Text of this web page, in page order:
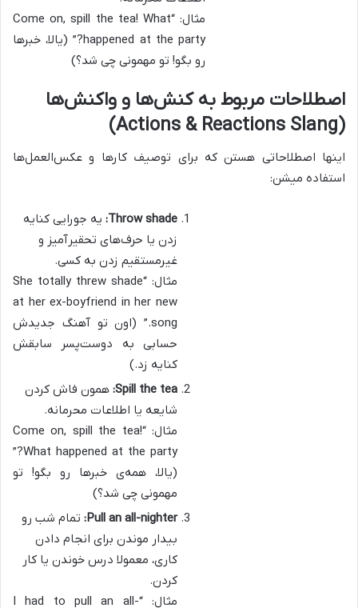
مثال: “Come on, spill the tea! What
happened at the party?” (یالا، خبرها
رو بگو! تو مهمونی چی شد؟)
اصطلاحات مربوط به کنش‌ها و واکنش‌ها
(Actions & Reactions Slang)
اینها اصطلاحاتی هستن که برای توصیف کارها و عکس‌العمل‌ها
استفاده میشن:
Throw shade: یه جورایی کنایه
زدن یا حرف‌های تحقیرآمیز و
غیرمستقیم زدن به کسی.
مثال: “She totally threw shade
at her ex-boyfriend in her new
song.” (اون تو آهنگ جدیدش
حسابی به دوست‌پسر سابقش
کنایه زد.)
Spill the tea: همون فاش کردن
شایعه یا اطلاعات محرمانه.
مثال: “Come on, spill the tea!
What happened at the party?”
(یالا، همه‌ی خبرها رو بگو! تو
مهمونی چی شد؟)
Pull an all-nighter: تمام شب رو
بیدار موندن برای انجام دادن
کاری، معمولا درس خوندن یا کار
کردن.
مثال: “I had to pull an all-